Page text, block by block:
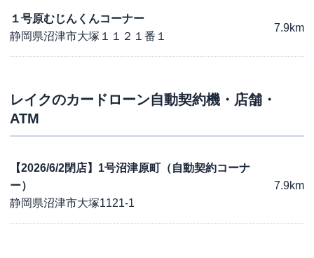
１号原むじんくんコーナー
静岡県沼津市大塚１１２１番１
7.9km
レイクのカードローン自動契約機・店舗・
ATM
【2026/6/2閉店】1号沼津原町（自動契約コーナ
ー）
静岡県沼津市大塚1121-1
7.9km